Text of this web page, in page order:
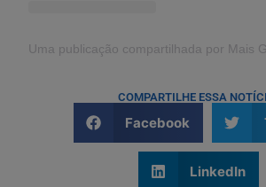
Uma publicação compartilhada por Mais
COMPARTILHE ESSA
Facebook
LinkedIn